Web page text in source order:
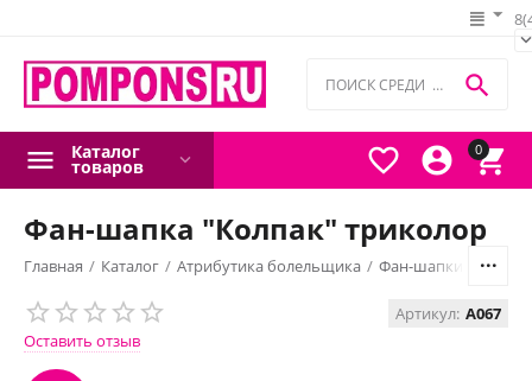
0




Каталог
товаров
Фан-шапка "Колпак" триколор
Главная / Каталог / Атрибутика болельщика / Фан-шапки и
Оставить отзыв
Артикул: A067
СКИДКА
13%